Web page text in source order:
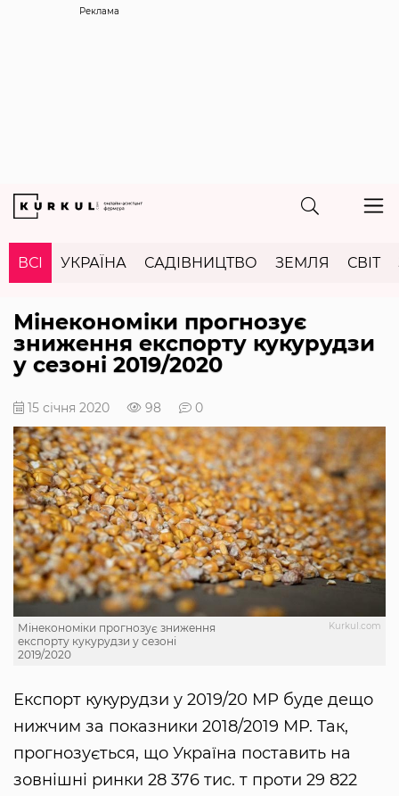
Реклама
ВСІ УКРАЇНА САДІВНИЦТВО ЗЕМЛЯ СВІТ
Мінекономіки прогнозує
зниження експорту кукурудзи
у сезоні 2019/2020
15 січня 2020 98 0
Kurkul.com
Мінекономіки прогнозує зниження
експорту кукурудзи у сезоні
2019/2020
Експорт кукурудзи у 2019/20 МР буде дещо
нижчим за показники 2018/2019 МР. Так,
прогнозується, що Україна поставить на
зовнішні ринки 28 376 тис. т проти 29 822